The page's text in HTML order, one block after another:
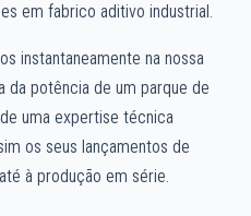
em fabrico aditivo industrial.
instantaneamente na nossa
da potência de um parque de
uma expertise técnica
os seus lançamentos de
à produção em série.